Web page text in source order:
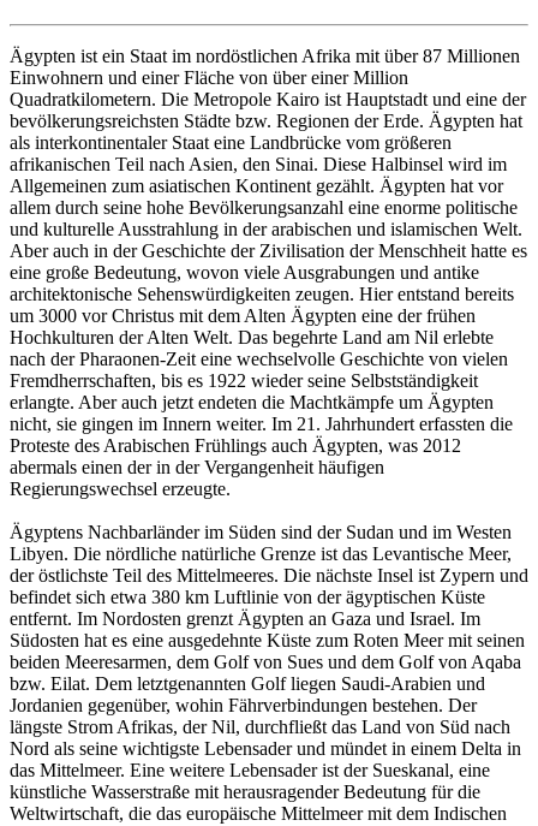
Ägypten ist ein Staat im nordöstlichen Afrika mit über 87 Millionen
Einwohnern und einer Fläche von über einer Million
Quadratkilometern. Die Metropole Kairo ist Hauptstadt und eine der
bevölkerungsreichsten Städte bzw. Regionen der Erde. Ägypten hat
als interkontinentaler Staat eine Landbrücke vom größeren
afrikanischen Teil nach Asien, den Sinai. Diese Halbinsel wird im
Allgemeinen zum asiatischen Kontinent gezählt. Ägypten hat vor
allem durch seine hohe Bevölkerungsanzahl eine enorme politische
und kulturelle Ausstrahlung in der arabischen und islamischen Welt.
Aber auch in der Geschichte der Zivilisation der Menschheit hatte es
eine große Bedeutung, wovon viele Ausgrabungen und antike
architektonische Sehenswürdigkeiten zeugen. Hier entstand bereits
um 3000 vor Christus mit dem Alten Ägypten eine der frühen
Hochkulturen der Alten Welt. Das begehrte Land am Nil erlebte
nach der Pharaonen-Zeit eine wechselvolle Geschichte von vielen
Fremdherrschaften, bis es 1922 wieder seine Selbstständigkeit
erlangte. Aber auch jetzt endeten die Machtkämpfe um Ägypten
nicht, sie gingen im Innern weiter. Im 21. Jahrhundert erfassten die
Proteste des Arabischen Frühlings auch Ägypten, was 2012
abermals einen der in der Vergangenheit häufigen
Regierungswechsel erzeugte.
Ägyptens Nachbarländer im Süden sind der Sudan und im Westen
Libyen. Die nördliche natürliche Grenze ist das Levantische Meer,
der östlichste Teil des Mittelmeeres. Die nächste Insel ist Zypern und
befindet sich etwa 380 km Luftlinie von der ägyptischen Küste
entfernt. Im Nordosten grenzt Ägypten an Gaza und Israel. Im
Südosten hat es eine ausgedehnte Küste zum Roten Meer mit seinen
beiden Meeresarmen, dem Golf von Sues und dem Golf von Aqaba
bzw. Eilat. Dem letztgenannten Golf liegen Saudi-Arabien und
Jordanien gegenüber, wohin Fährverbindungen bestehen. Der
längste Strom Afrikas, der Nil, durchfließt das Land von Süd nach
Nord als seine wichtigste Lebensader und mündet in einem Delta in
das Mittelmeer. Eine weitere Lebensader ist der Sueskanal, eine
künstliche Wasserstraße mit herausragender Bedeutung für die
Weltwirtschaft, die das europäische Mittelmeer mit dem Indischen